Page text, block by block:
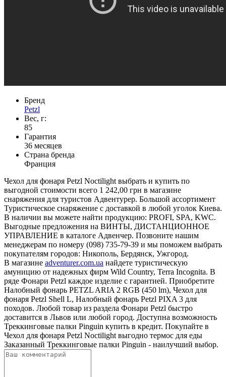
Бренд
Petzl
Вес, г:
85
Гарантия
36 месяцев
Страна бренда
Франция
Чехол для фонаря Petzl Noctilight выбрать и купить по
выгодной стоимости всего 1 242,00 грн в магазине
снаряжения для туристов Адвентурер. Большой ассортимент
Туристическое снаряжение с доставкой в любой уголок Киева.
В наличии вы можете найти продукцию: PROFI, SPA, KWC.
Выгодные предложения на ВИНТЫ, ДИСТАНЦИОННОЕ
УПРАВЛЕНИЕ в каталоге Адвенчер. Позвоните нашим
менеджерам по номеру (098) 735-79-39 и мы поможем выбрать
покупателям городов: Никополь, Бердянск, Ужгород.
В магазине adventurer.com.ua найдете туристическую
амуницию от надежных фирм Wild Country, Terra Incognita. В
ряде Фонари Petzl каждое изделие с гарантией. Приобретите
Налобный фонарь PETZL ARIA 2 RGB (450 lm), Чехол для
фонаря Petzl Shell L, Налобный фонарь Petzl PIXA 3 для
походов. Любой товар из раздела Фонари Petzl быстро
доставится в Львов или любой город. Доступна возможность
Треккинговые палки Pinguin купить в кредит. Покупайте в
Чехол для фонаря Petzl Noctilight выгодно термос для еды
Заказанный Треккинговые палки Pinguin - наилучший выбор.